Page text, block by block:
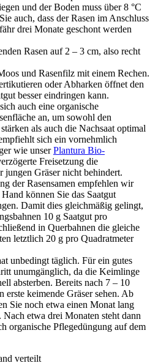
und der Boden muss über 8 °C
auch, dass der Rasen im Anschluss
drei Monate geschont werden
Rasen auf 2 – 3 cm, also recht
und Rasenfilz mit einem Rechen.
oder Abharken öffnet den
besser eindringen kann.
auch eine organische
an, um sowohl den
als auch die Nachsaat optimal
sich ein vornehmlich
wie unserPlantura Bio-
Freisetzung die
jungen Gräser nicht behindert.
der Rasensamen empfehlen wir
können Sie das Saatgut
Damit dies gleichmäßig gelingt,
10 g Saatgut pro
in Querbahnen die gleiche
letztlich 20 g pro Quadratmeter
unbedingt täglich. Für ein gutes
unumgänglich, da die Keimlinge
absterben. Bereits nach 7 – 10
erste keimende Gräser sehen. Ab
Sie noch etwa einen Monat lang
etwa drei Monaten steht dann
organische Pflegedüngung auf dem